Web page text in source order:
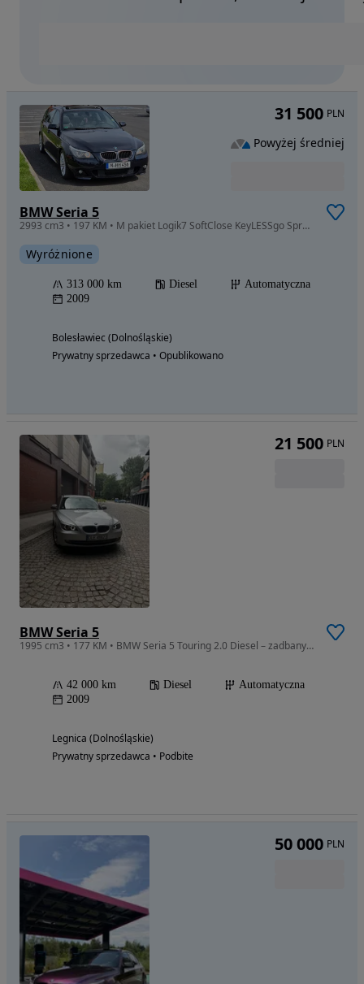
BMW Seria 5
2993 cm3 • 197 KM • M pakiet Logik7 SoftClose KeyLESSgo Sprowadzona
Wyróżnione
313 000 km Diesel
Automatyczna
2009
Bolesławiec (Dolnośląskie)
Prywatny sprzedawca • Opublikowano
31 500 PLN
Powyżej średniej
BMW Seria 5
1995 cm3 • 177 KM • BMW Seria 5 Touring 2.0 Diesel – zadbany, z dużym serwisem, gotowy do
42 000 km Diesel
Automatyczna
2009
Legnica (Dolnośląskie)
Prywatny sprzedawca • Podbite
21 500 PLN
50 000 PLN